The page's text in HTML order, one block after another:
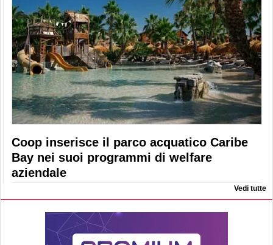
Coop inserisce il parco acquatico Caribe
Bay nei suoi programmi di welfare
aziendale
Vedi tutte